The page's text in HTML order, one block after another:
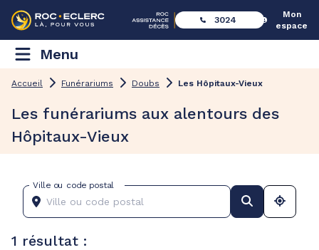
3024
Mon
espace
Menu
Accueil Funérariums Doubs Les Hôpitaux-Vieux
Les funérariums aux alentours des
Hôpitaux-Vieux
Ville ou code postal
1 résultat :